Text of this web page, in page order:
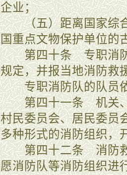
企业；
（五）距离国家综合
国重点文物保护单位的
第四十条 专职消防
规定，并报当地消防救
专职消防队的队员依
第四十一条 机关、
村民委员会、居民委员
多种形式的消防组织，
第四十二条 消防救
愿消防队等消防组织进